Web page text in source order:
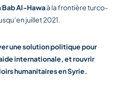
Bab Al-Hawaà la frontière turco-
juillet 2021.
une solution politique pour
internationale, et rouvrir
humanitaires en Syrie.